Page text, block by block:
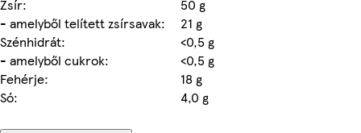
Zsír:
50 g
- amelyből telített zsírsavak:
21 g
Szénhidrát:
<0,5 g
- amelyből cukrok:
<0,5 g
Fehérje:
18 g
Só:
4,0 g